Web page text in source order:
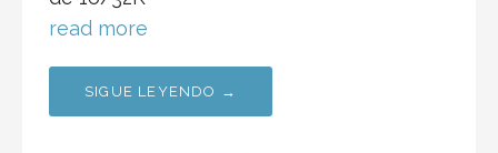
read more
SIGUE LEYENDO →